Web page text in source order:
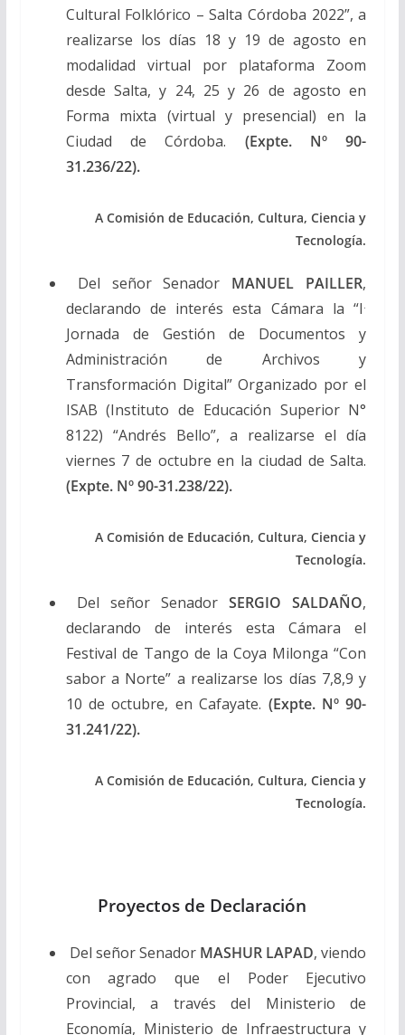
Cultural Folklórico – Salta Córdoba 2022”, a
realizarse los días 18 y 19 de agosto en
modalidad virtual por plataforma Zoom
desde Salta, y 24, 25 y 26 de agosto en
Forma mixta (virtual y presencial) en la
Ciudad de Córdoba. (Expte. Nº 90-
31.236/22).
A Comisión de Educación, Cultura, Ciencia y
Tecnología.
Del señor Senador MANUEL PAILLER,
declarando de interés esta Cámara la “I .
Jornada de Gestión de Documentos y
Administración de Archivos y
Transformación Digital” Organizado por el
ISAB (Instituto de Educación Superior N°
8122) “Andrés Bello”, a realizarse el día
viernes 7 de octubre en la ciudad de Salta.
(Expte. Nº 90-31.238/22).
A Comisión de Educación, Cultura, Ciencia y
Tecnología.
Del señor SenadorSERGIO SALDAÑO,
declarando de interés esta Cámara el
Festival de Tango de la Coya Milonga “Con
sabor a Norte” a realizarse los días 7,8,9 y
10 de octubre, en Cafayate. (Expte. Nº 90-
31.241/22).
A Comisión de Educación, Cultura, Ciencia y
Tecnología.
Proyectos de Declaración
Del señor Senador MASHUR LAPAD, viendo
con agrado que el Poder Ejecutivo
Provincial, a través del Ministerio de
Economía, Ministerio de Infraestructura y